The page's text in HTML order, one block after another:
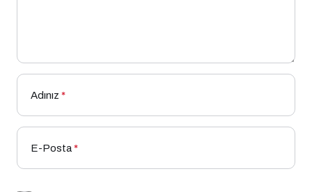
Adınız *
E-Posta*